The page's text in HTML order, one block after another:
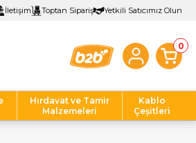
İletişim Toptan Sipariş Yetkili Satıcımız Olun
0
Hırdavat ve Tamir
Malzemeleri
Kablo
Çeşitleri